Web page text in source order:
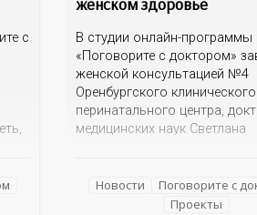
с
женском здоровье
В студии онлайн-программы
«Поговорите с доктором»
женской консультацией №4
Оренбургского клинического
перинатального центра,
медицинских наук Светлана
репродуктивной функции,
профилактике
Новости
Поговорите с
Проекты